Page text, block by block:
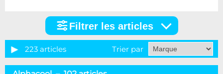
articles
Catégorie
Filtrer les articles
223 articles Trier par